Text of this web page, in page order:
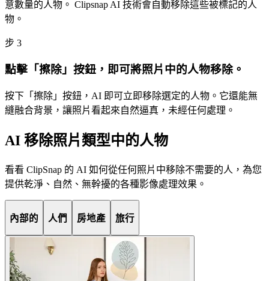
意數量的人物。 Clipsnap AI 技術會自動移除這些被標記的人
物。
步 3
點擊「擦除」按鈕，即可將照片中的人物移除。
按下「擦除」按鈕，AI 即可立即移除選定的人物。它還能無
縫融合背景，讓照片看起來自然逼真，未經任何處理。
AI 移除照片類型中的人物
看看 ClipSnap 的 AI 如何從任何照片中移除不需要的人，為您
提供乾淨、自然、無幹擾的各種影像處理效果。
內部的 人們 房地產 旅行